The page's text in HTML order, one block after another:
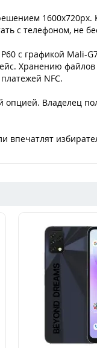
1600х720рх.
с телефоном, не
с графикой Mali-
Хранению файлов
NFC.
Владелец